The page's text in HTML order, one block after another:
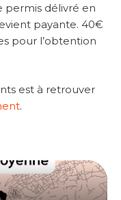
permis délivré en
payante. 40€
pour l’obtention
est à retrouver
.